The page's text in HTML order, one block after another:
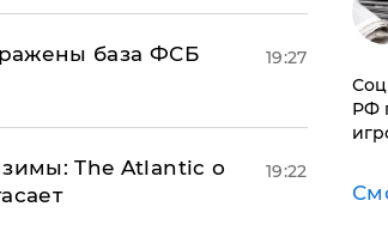
база ФСБ
19:27
The Atlantic о
19:22
РФ